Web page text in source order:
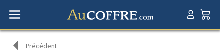
Précédent